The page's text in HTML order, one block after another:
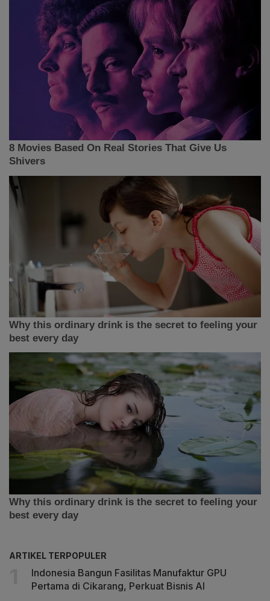
ARTIKEL TERPOPULER
Indonesia Bangun Fasilitas Manufaktur GPU
Pertama di Cikarang, Perkuat Bisnis AI